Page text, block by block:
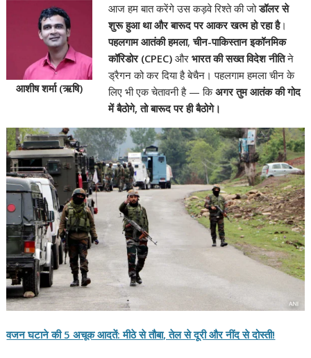
आशीष शर्मा (ऋषि)
आज हम बात करेंगे उस कड़वे रिश्ते की जोडॉलर से
शुरू हुआ था और बारूद पर आकर खत्म हो रहा है।
पहलगाम आतंकी हमला,चीन-पाकिस्तान इकॉनमिक
कॉरिडोर (CPEC)और भारत की सख्त विदेश नीतिने
ड्रैगन को कर दिया है बेचैन। पहलगाम हमला चीन के
लिए भी एक चेतावनी है — किअगर तुम आतंक की गोद
में बैठोगे, तो बारूद पर ही बैठोगे।
वजन घटाने की 5 अचूक आदतें: मीठे से तौबा, तेल से दूरी और नींद से दोस्ती!